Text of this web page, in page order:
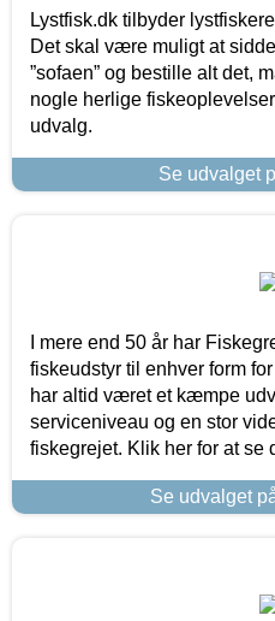
Lystfisk.dk tilbyder
Det skal være muligt at
”sofaen” og bestille alt det,
nogle herlige
udvalg.
Se udvalget
I mere end 50 år har
fiskeudstyr til enhver form
har altid været et kæmpe
serviceniveau og en stor
fiskegrejet. Klik her for at se
Se udvalget